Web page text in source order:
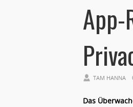
App-
TAM HANNA
Das